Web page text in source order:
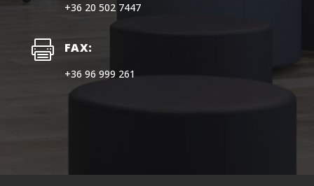
+36 20 502 7447
 FAX:
+36 96 999 261